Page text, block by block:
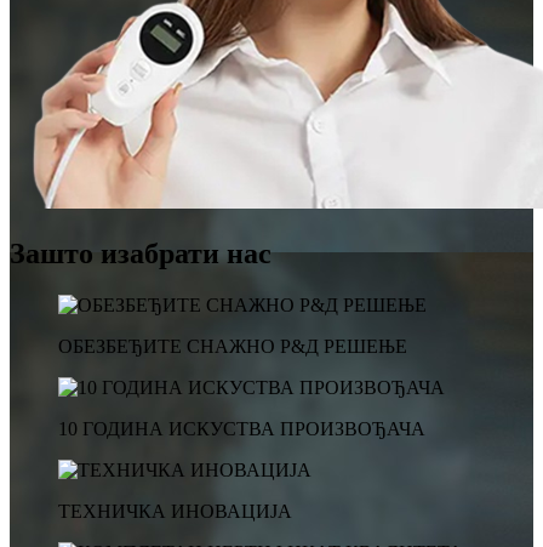
Зашто изабрати нас
ОБЕЗБЕЂИТЕ СНАЖНО Р&Д РЕШЕЊЕ
10 ГОДИНА ИСКУСТВА ПРОИЗВОЂАЧА
ТЕХНИЧКА ИНОВАЦИЈА